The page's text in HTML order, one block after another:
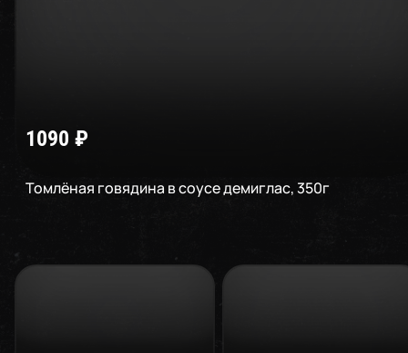
1090 ₽
Томлёная говядина в соусе демиглас,350г